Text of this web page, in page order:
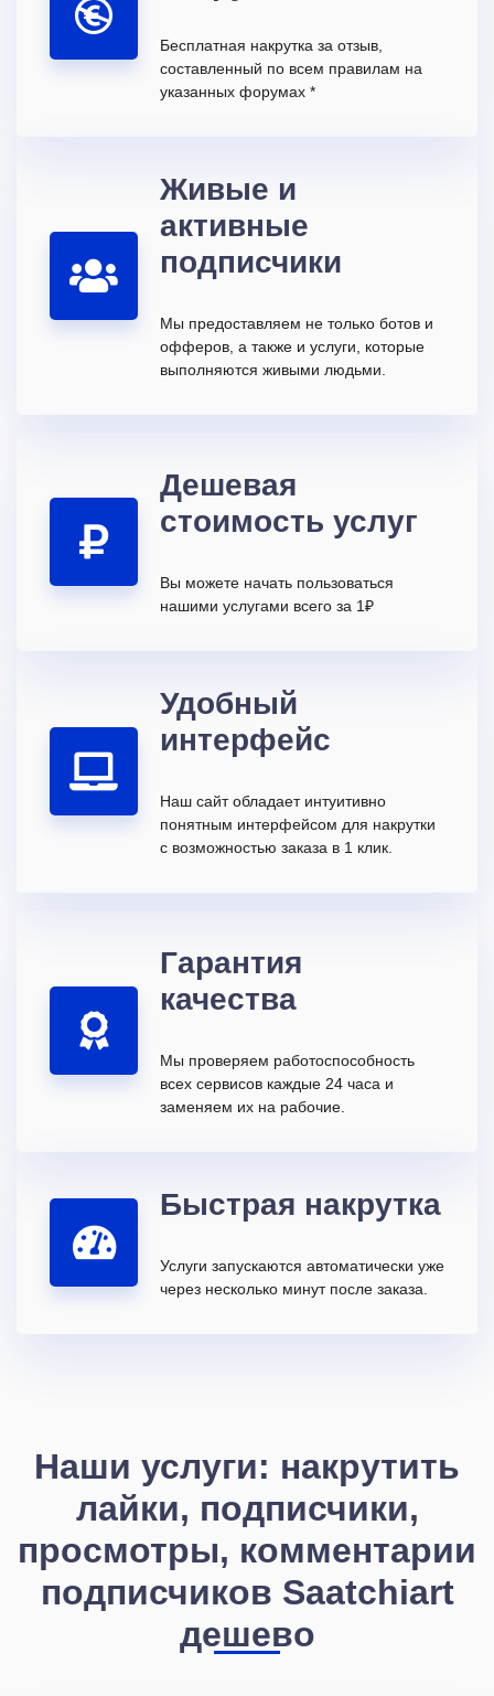
Бесплатная накрутка за отзыв,
составленный по всем правилам на
указанных форумах *
Живые и
активные
подписчики
Мы предоставляем не только ботов и
офферов, а также и услуги, которые
выполняются живыми людьми.
Дешевая
стоимость услуг
Вы можете начать пользоваться
нашими услугами всего за 1₽
Удобный
интерфейс
Наш сайт обладает интуитивно
понятным интерфейсом для накрутки
с возможностью заказа в 1 клик.
Гарантия
качества
Мы проверяем работоспособность
всех сервисов каждые 24 часа и
заменяем их на рабочие.
Быстрая накрутка
Услуги запускаются автоматически уже
через несколько минут после заказа.
Наши услуги: накрутить
лайки, подписчики,
просмотры, комментарии
подписчиков Saatchiart
дешево